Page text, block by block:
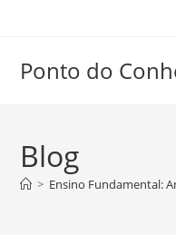
conteúdo
Ponto do
Blog
> Ensino Fundamental: